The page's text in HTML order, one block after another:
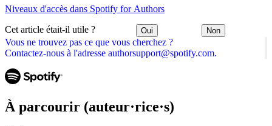
Vous ne trouvez pas ce que vous cherchez ?
Contactez-nous à l'adresse authorsupport@spotify.com.
Niveaux d'accès dans Spotify for Authors
Cet article était-il utile ? Oui Non
À parcourir (auteur·rice·s)